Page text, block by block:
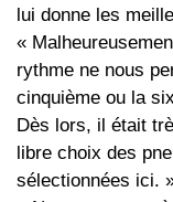
lui donne les
«
rythme ne nous
cinquième ou la
Dès lors, il était
libre choix des
sélectionnées ici.